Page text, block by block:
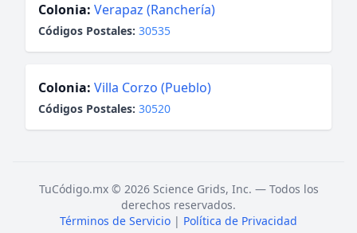
Colonia: Verapaz (Ranchería)
Códigos Postales: 30535
Colonia: Villa Corzo (Pueblo)
Códigos Postales: 30520
TuCódigo.mx © 2026 Science Grids, Inc. — Todos los
derechos reservados.
Términos de Servicio | Política de Privacidad